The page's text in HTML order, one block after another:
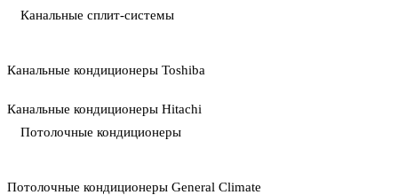
Канальные сплит-системы
Канальные кондиционеры Toshiba
Канальные кондиционеры Hitachi
Потолочные кондиционеры
Потолочные кондиционеры General Climate